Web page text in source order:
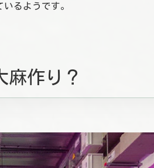
るようです。
麻作り？